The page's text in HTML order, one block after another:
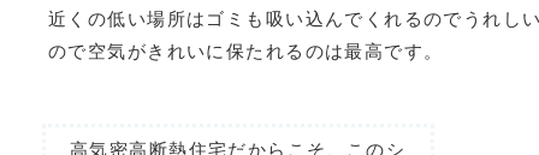
近くの低い場所はゴミも吸い込んでくれるのでうれし
ので空気がきれいに保たれるのは最高です。
高気密高断熱住宅だからこそ、このシ